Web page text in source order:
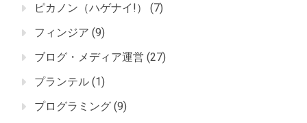
ピカノン（ハゲナイ!）
(7)
フィンジア (9)
ブログ・メディア運営 (27)
プランテル (1)
プログラミング (9)